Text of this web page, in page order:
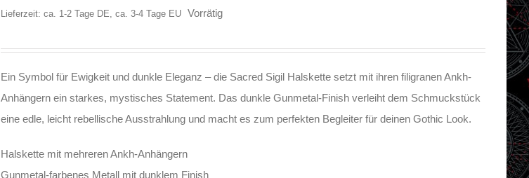
Lieferzeit: ca. 1-2 Tage DE, ca. 3-4 Tage EU
Vorrätig
Ein Symbol für Ewigkeit und dunkle Eleganz – die Sacred Sigil Halskette setzt mit ihren filigranen Ankh-
Anhängern ein starkes, mystisches Statement. Das dunkle Gunmetal-Finish verleiht dem Schmuckstück
eine edle, leicht rebellische Ausstrahlung und macht es zum perfekten Begleiter für deinen Gothic Look.
Halskette mit mehreren Ankh-Anhängern
Gunmetal-farbenes Metall mit dunklem Finish